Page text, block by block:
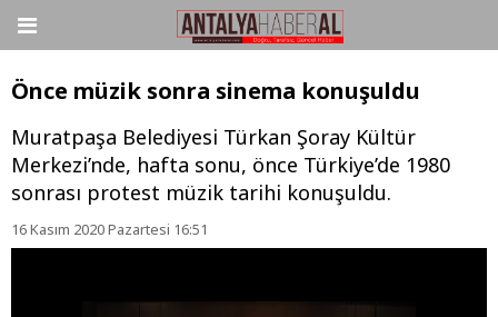
Önce müzik sonra sinema konuşuldu
Muratpaşa Belediyesi Türkan Şoray Kültür
Merkezi’nde, hafta sonu, önce Türkiye’de 1980
sonrası protest müzik tarihi konuşuldu.
16 Kasım 2020 Pazartesi 16:51